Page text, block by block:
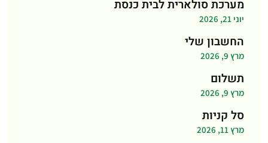
מערכת סולארית לבית כנסת
יוני 21, 2026
החשבון שלי
מרץ 9, 2026
תשלום
מרץ 9, 2026
סל קניות
מרץ 11, 2026